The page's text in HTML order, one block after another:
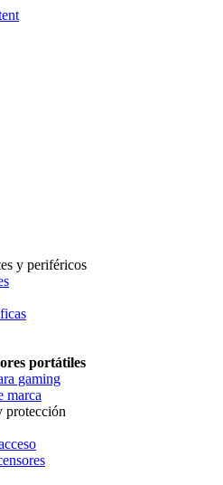
y periféricos
portátiles
gaming
marca
protección